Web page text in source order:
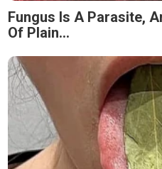
Fungus Is A Parasite,
Of Plain...